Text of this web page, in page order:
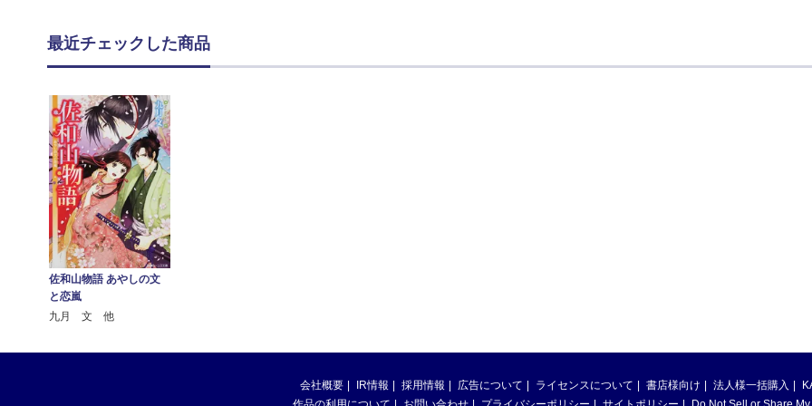
最近チェックした商品
佐和山物語 あやしの文
と恋嵐
九月 文 他
会社概要 IR情報 採用情報 広告について ライセンスについて 書店様向け 法人様一括購入